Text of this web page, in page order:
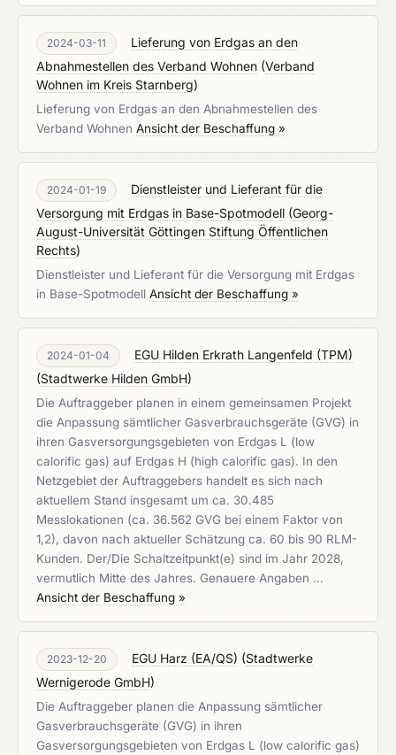
2024-03-11
Lieferung von Erdgas an den
Abnahmestellen des Verband Wohnen (Verband
Wohnen im Kreis Starnberg)
Lieferung von Erdgas an den Abnahmestellen des
Verband Wohnen Ansicht der Beschaffung »
2024-01-19
Dienstleister und Lieferant für die
Versorgung mit Erdgas in Base-Spotmodell (Georg-
August-Universität Göttingen Stiftung Öffentlichen
Rechts)
Dienstleister und Lieferant für die Versorgung mit Erdgas
in Base-Spotmodell Ansicht der Beschaffung »
2024-01-04
EGU Hilden Erkrath Langenfeld (TPM)
(Stadtwerke Hilden GmbH)
Die Auftraggeber planen in einem gemeinsamen Projekt
die Anpassung sämtlicher Gasverbrauchsgeräte (GVG) in
ihren Gasversorgungsgebieten von Erdgas L (low
calorific gas) auf Erdgas H (high calorific gas). In den
Netzgebiet der Auftraggebers handelt es sich nach
aktuellem Stand insgesamt um ca. 30.485
Messlokationen (ca. 36.562 GVG bei einem Faktor von
1,2), davon nach aktueller Schätzung ca. 60 bis 90 RLM-
Kunden. Der/Die Schaltzeitpunkt(e) sind im Jahr 2028,
vermutlich Mitte des Jahres. Genauere Angaben …
Ansicht der Beschaffung »
2023-12-20 EGU Harz (EA/QS) (Stadtwerke
Wernigerode GmbH)
Die Auftraggeber planen die Anpassung sämtlicher
Gasverbrauchsgeräte (GVG) in ihren
Gasversorgungsgebieten von Erdgas L (low calorific gas)